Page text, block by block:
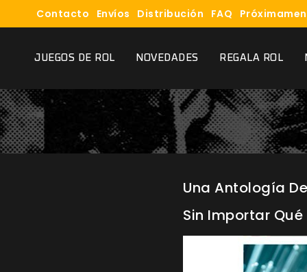
Contacto Envíos Distribución FAQ
JUEGOS DE ROL NOVEDADES REGALA ROL
Una Antología
Sin Importar